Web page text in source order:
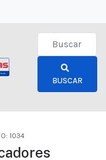
Type 2 or
BUSCAR
1034